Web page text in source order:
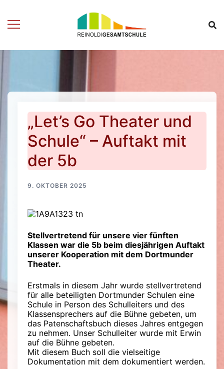
springen
„Let’s Go Theater und
Schule“ – Auftakt mit
der 5b
9. OKTOBER 2025
Stellvertretend für unsere vier fünften
Klassen war die 5b beim diesjährigen Auftakt
unserer Kooperation mit dem Dortmunder
Theater.
Erstmals in diesem Jahr wurde stellvertretend
für alle beteiligten Dortmunder Schulen eine
Schule in Person des Schulleiters und des
Klassensprechers auf die Bühne gebeten, um
das Patenschaftsbuch dieses Jahres entgegen
zu nehmen. Unser Schulleiter wurde mit Erwin
auf die Bühne gebeten.
Mit diesem Buch soll die vielseitige
Dokumentation mit dem dokumentiert werden.